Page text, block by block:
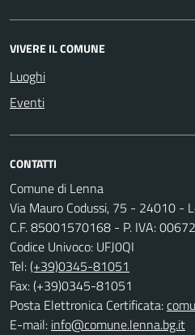
VIVERE IL COMUNE
Luoghi
Eventi
CONTATTI
Comune di Lenna
Via Mauro Codussi, 75 - 24010 -
C.F. 85001570168 - P. IVA:
Codice Univoco: UFJ0QI
Tel:(+39)0345-81051
Fax: (+39)0345-81051
Posta Elettronica Certificata:
E-mail: info@comune.lenna.bg.it